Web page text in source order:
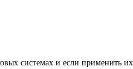
системах и если применить